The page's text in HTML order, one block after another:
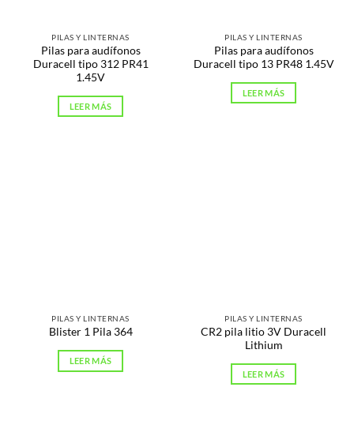
PILAS Y LINTERNAS
Pilas para audífonos
Duracell tipo 312 PR41
1.45V
LEER MÁS
PILAS Y LINTERNAS
Pilas para audífonos
Duracell tipo 13 PR48 1.45V
LEER MÁS
PILAS Y LINTERNAS
Blister 1 Pila 364
LEER MÁS
PILAS Y LINTERNAS
CR2 pila litio 3V Duracell
Lithium
LEER MÁS